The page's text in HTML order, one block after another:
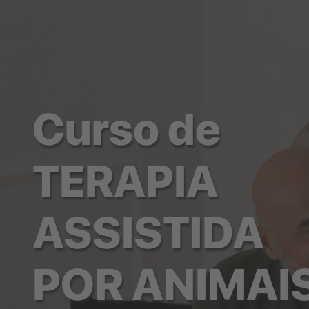
Curso de
TERAPIA
ASSISTIDA
POR